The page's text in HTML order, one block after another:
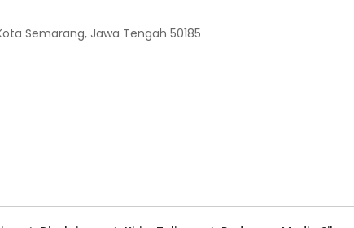
Semarang, Jawa Tengah 50185